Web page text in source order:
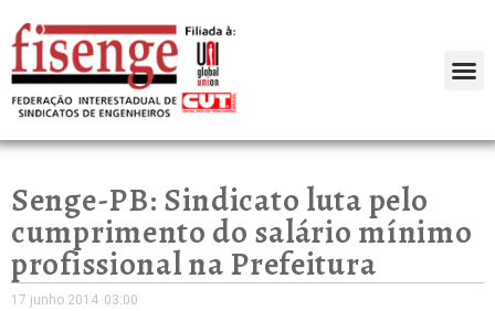
Senge-PB: Sindicato luta pelo
cumprimento do salário mínimo
profissional na Prefeitura
17 junho 2014 03:00